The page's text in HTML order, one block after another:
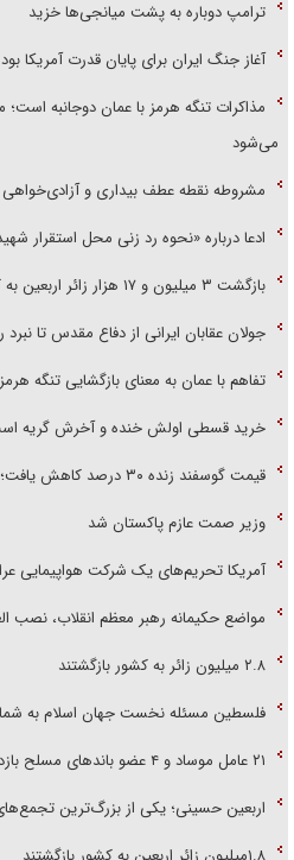
ترامپ دوباره به پشت میانجی‌ها خزید
آغاز جنگ ایران برای پایان قدرت آمریکا بود
مذاکرات تنگه هرمز با عمان دوجانبه است؛
می‌شود
مشروطه نقطه عطف بیداری و آزادی‌خواهی
ادعا درباره «نحوه رد زنی محل استقرار
بازگشت ۳ میلیون و ۱۷ هزار زائر اربعین به کشور
جولان عقابان ایرانی از دفاع مقدس تا
تفاهم با عمان به معنای بازگشایی تنگه
خرید قسطی اولش خنده و آخرش گریه
قیمت گوسفند زنده ۳۰ درصد کاهش یافت؛ گوشت ارزان نشد
وزیر صمت عازم پاکستان شد
آمریکا تحریم‌های یک شرکت هواپیمایی
مواضع حکیمانه رهبر معظم انقلاب، نصب
۲.۸ میلیون زائر به کشور بازگشتند
فلسطین مسئله نخست جهان اسلام به
۲۱ عامل موساد و ۴ عضو باند‌های مسلح بازداشت شدند
اربعین حسینی؛ یکی از بزرگ‌ترین